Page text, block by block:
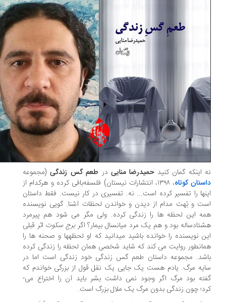
اینکه گمان کنیدحمیدرضا مناییدرطعم گس زندگی (مجموعه
کوتاه
، ۱۳۹۸، انتشارات نیستان) فلسفه‌بافی کرده و هرکدام از
را تفسیر کرده است... نه. تفسیری در کار نیست. فقط داستان
و بُهت مدام از دیدن و خواندن لحظات آشنا. گویی نویسنده
این لحظه ­ها را زندگی کرده. ولی مگر می­ شود هم پیرمرد
بود و هم یک مرد میانسال بیمار؟ اگربرج سکوت اثر قبلی
نویسنده را خوانده باشید می­دانید که او لحظه­ها و صحنه ­ها را
روایت می­ کند که شاید شخصی همان لحظه را زندگی کرده
مجموعه داستان طعم گس زندگی خود زندگی است اما در
مرگ. یادم هست یک جایی یک نقل قول از بزرگی خواندم که
بود مرگ اگر وجود نمی­ داشت بشر باید آن را اختراع می­
چون زندگی بدون مرگ یک ملال بزرگ است.